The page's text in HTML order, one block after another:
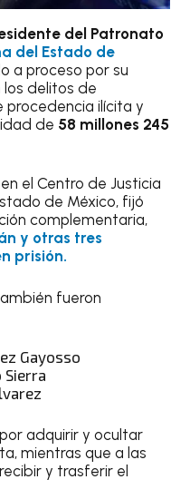
del Patronato
del Estado de
a proceso por su
delitos de
procedencia ilícita y
de 58 millones 245
el Centro de Justicia
de México, fijó
complementaria,
y otras tres
prisión.
fueron
Gayosso
Sierra
adquirir y ocultar
mientras que a las
y trasferir el